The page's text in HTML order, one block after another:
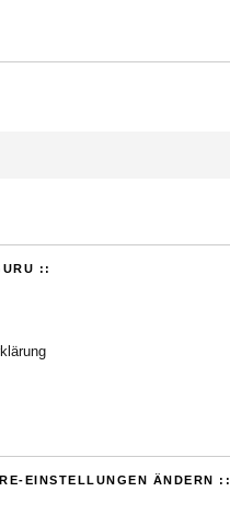
::
EINSTELLUNGEN ÄNDERN ::